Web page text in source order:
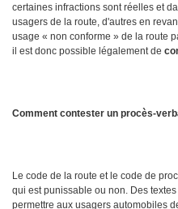
certaines infractions sont réelles et
usagers de la route, d'autres en
usage « non conforme » de la route
il est donc possible légalement de
Comment contester un procès-
Le code de la route et le code de
qui est punissable ou non. Des
permettre aux usagers automobiles